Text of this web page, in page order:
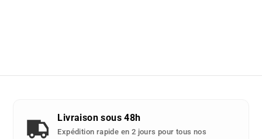
Livraison sous 48h
Expédition rapide en 2 jours pour tous nos